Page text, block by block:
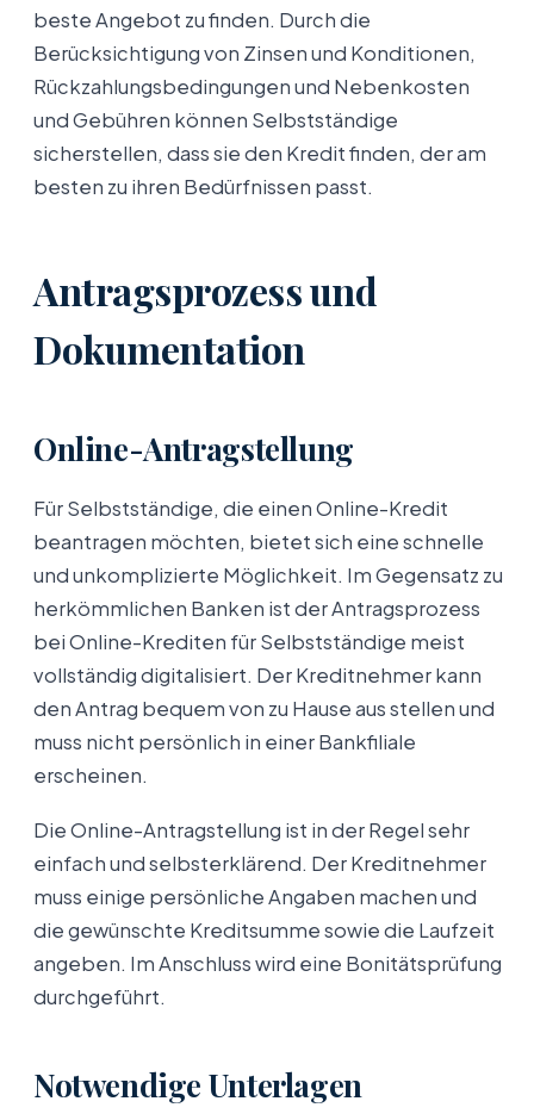
beste Angebot zu finden. Durch die
Berücksichtigung von Zinsen und Konditionen,
Rückzahlungsbedingungen und Nebenkosten
und Gebühren können Selbstständige
sicherstellen, dass sie den Kredit finden, der am
besten zu ihren Bedürfnissen passt.
Antragsprozess und
Dokumentation
Online-Antragstellung
Für Selbstständige, die einen Online-Kredit
beantragen möchten, bietet sich eine schnelle
und unkomplizierte Möglichkeit. Im Gegensatz zu
herkömmlichen Banken ist der Antragsprozess
bei Online-Krediten für Selbstständige meist
vollständig digitalisiert. Der Kreditnehmer kann
den Antrag bequem von zu Hause aus stellen und
muss nicht persönlich in einer Bankfiliale
erscheinen.
Die Online-Antragstellung ist in der Regel sehr
einfach und selbsterklärend. Der Kreditnehmer
muss einige persönliche Angaben machen und
die gewünschte Kreditsumme sowie die Laufzeit
angeben. Im Anschluss wird eine Bonitätsprüfung
durchgeführt.
Notwendige Unterlagen